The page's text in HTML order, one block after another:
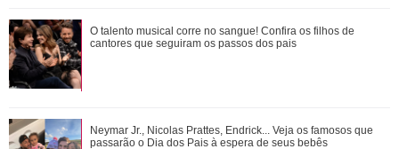
Ariana Grande faz desabafo em show sobre decisão de
pausar a carreira: Não foi uma reação...
Gillian Anderson, David Duchovny, Annabeth Gish... Saiba
como estão os atores de Arquivo X h...
O talento musical corre no sangue! Confira os filhos de
cantores que seguiram os passos dos pais
Neymar Jr., Nicolas Prattes, Endrick... Veja os famosos que
passarão o Dia dos Pais à espera de seus bebês